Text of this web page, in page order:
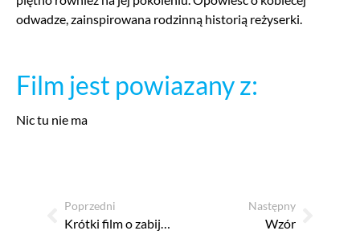
odwadze, zainspirowana rodzinną historią reżyserki.
Film jest powiazany z:
Nic tu nie ma
Poprzedni
Krótki film o zabijaniu
Następny
Wzór